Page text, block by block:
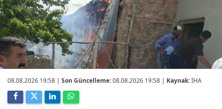
08.08.2026 19:58 | Son Güncelleme:08.08.2026 19:58 | Kaynak:İHA